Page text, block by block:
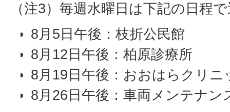
（注3）毎週水曜日は下記の日程
8月5日午後：枝折公民館
8月12日午後：柏原診療所
8月19日午後：おおはらクリニ
8月26日午後：車両メンテナン